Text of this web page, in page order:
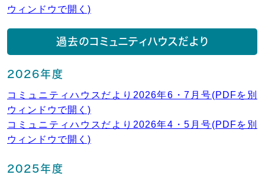
ウィンドウで開く)
過去のコミュニティハウスだより
2026年度
コミュニティハウスだより2026年6・7月号(PDFを別
ウィンドウで開く)
コミュニティハウスだより2026年4・5月号(PDFを別
ウィンドウで開く)
2025年度